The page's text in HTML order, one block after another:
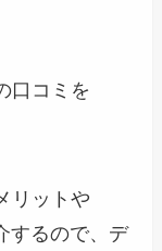
口コミを
リットや
するので、デ